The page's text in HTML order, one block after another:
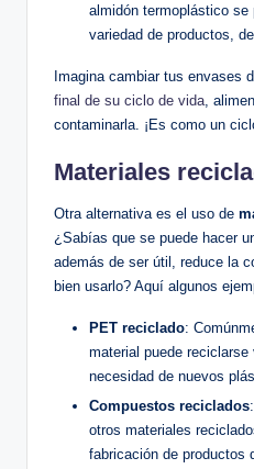
almidón termoplástico se
variedad de productos,
Imagina cambiar tus envases
final de su ciclo de vida ,
contaminarla. ¡Es como un
Materiales
Otra alternativa es el uso de
¿Sabías que se puede hacer
además de ser útil, reduce la
bien usarlo? Aquí algunos
PET reciclado:
material puede
necesidad de nuevos
Compuestos reciclados
otros materiales
fabricación de productos